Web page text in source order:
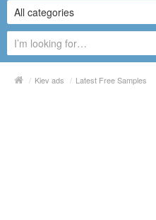
Українська
All categories
/ Kiev ads / Latest Free Samples